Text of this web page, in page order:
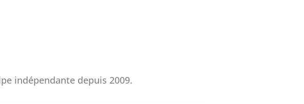
indépendante depuis 2009.